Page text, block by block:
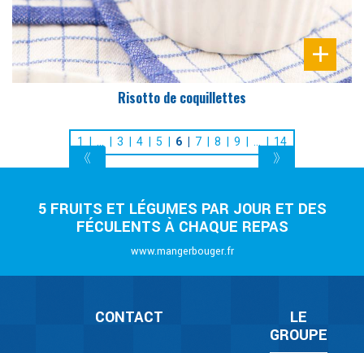
Risotto de coquillettes
1 3 4 5 6 7 8 9 14
5 FRUITS ET LÉGUMES PAR JOUR ET DES
FÉCULENTS À CHAQUE REPAS
www.mangerbouger.fr
CONTACT
LE
GROUPE